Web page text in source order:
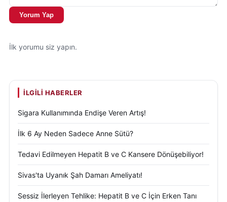
Yorum Yap
İlk yorumu siz yapın.
İLGILI HABERLER
Sigara Kullanımında Endişe Veren Artış!
İlk 6 Ay Neden Sadece Anne Sütü?
Tedavi Edilmeyen Hepatit B ve C Kansere Dönüşebiliyor!
Sivas'ta Uyanık Şah Damarı Ameliyatı!
Sessiz İlerleyen Tehlike: Hepatit B ve C İçin Erken Tanı